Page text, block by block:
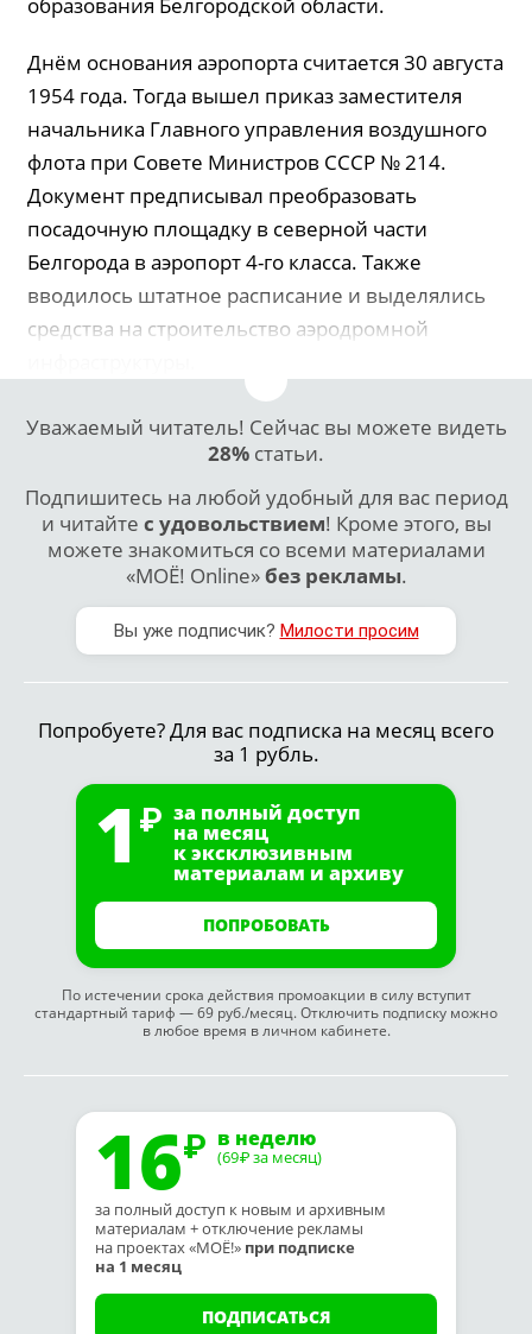
образования Белгородской области.
Днём основания аэропорта считается 30 августа
1954 года. Тогда вышел приказ заместителя
начальника Главного управления воздушного
флота при Совете Министров СССР № 214.
Документ предписывал преобразовать
посадочную площадку в северной части
Белгорода в аэропорт 4-го класса. Также
вводилось штатное расписание и выделялись
средства на строительство аэродромной
Уважаемый читатель! Сейчас вы можете видеть
28% статьи.
Подпишитесь на любой удобный для вас период
и читайте с удовольствием! Кроме этого, вы
можете знакомиться со всеми материалами
«МОЁ! Online»без рекламы.
Вы уже подписчик? Милости просим
Попробуете? Для вас подписка на месяц всего
за 1 рубль.
1 за полный доступ
на месяц
к эксклюзивным
материалам и архиву
ПОПРОБОВАТЬ
По истечении срока действия промоакции в силу вступит
стандартный тариф — 69 руб./месяц. Отключить подписку можно
в любое время в личном кабинете.
16 в неделю
(69₽ за месяц)
за полный доступ к новым и архивным
материалам + отключение рекламы
на проектах «МОЁ!» при подписке
на 1 месяц
ПОДПИСАТЬСЯ